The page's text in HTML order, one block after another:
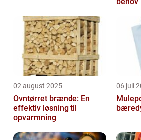
02 august 2025
Ovntørret brænde: En
effektiv løsning til
opvarmning
06 juli